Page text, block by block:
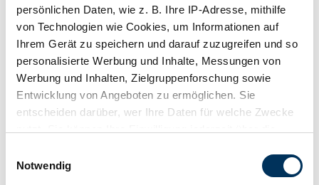
persönlichen Daten, wie z. B. Ihre IP-Adresse, mithilfe
von Technologien wie Cookies, um Informationen auf
Ihrem Gerät zu speichern und darauf zuzugreifen und so
personalisierte Werbung und Inhalte, Messungen von
Werbung und Inhalten, Zielgruppenforschung sowie
Entwicklung von Angeboten zu ermöglichen. Sie
entscheiden darüber, wer Ihre Daten für welche Zwecke
Trigger Symbol ändern oder widerrufen
Notwendig